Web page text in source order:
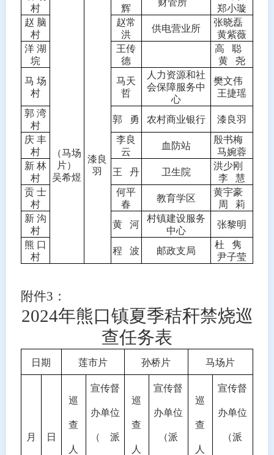
村
辉
郑小璇
赵 脑
村
赵常
洪
供电营业所
张晓磊
黄紫薇
洋 湖
垸
王传
德
高
聪
黄
尧
马 场
村
（马场
片）
吴希煜
漆良
羽
马天
哲
人力资源和社
会保障服务中
心
樊文伟
王捷瑶
郭 湾
村
郭 勇 农村商业银行
漆良羽
庆 丰
村
李良
云
血防站
殷书梅
马婉蓉
新 林
村
王 丹 卫生院
洪少刚
李
慧
贡 士
村
何平
春
教育学区
黄宇豪
周
莉
新 沟
村
黄 河
村镇建设服务
中心
张黎明
熊 口
村
程 波 邮政支局
杜
隽
尹子莹
附件3：
2024年熊口镇夏季秸秆禁烧巡
查任务表
日期 莲市片 孙桥片 马场片
月 日
巡
查
人
宣传督
办单位
（派
巡
查
人
宣传督
办单位
（派
巡
查
人
宣传督
办单位
（派